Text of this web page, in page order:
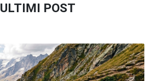
ULTIMI POST